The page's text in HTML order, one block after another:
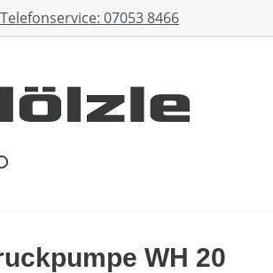
Telefonservice: 07053 8466
WH 20